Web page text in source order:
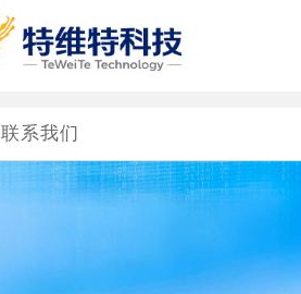
联系我们